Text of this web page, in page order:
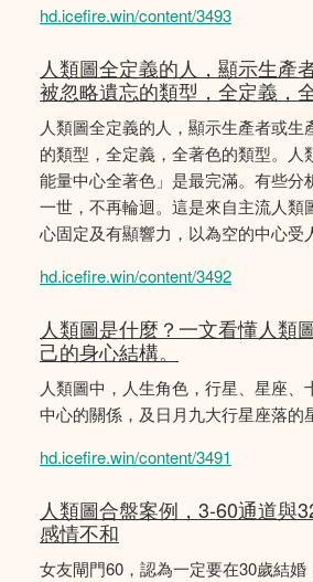
hd.icefire.win/content/3493
人類圖全定義的人，顯示生產
被忽略遺忘的類型，全定義，
人類圖全定義的人，顯示生產者或生
的類型，全定義，全著色的類型。人
能量中心全著色」是最完滿。有些分
一世，不再輪迴。這是來自主流人類
心固定及有顯響力，以為空的中心受
hd.icefire.win/content/3492
人類圖是什麼？一文看懂人類
己的身心結構。
人類圖中，人生角色，行星、星座、
中心的關係，及日月九大行星座落的
hd.icefire.win/content/3491
人類圖合盤案例，3-60通道與
感情不和
女友閘門60，認為一定要在30歲結婚